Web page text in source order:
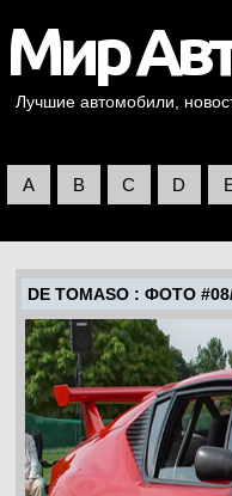
Лучшие автомобили,
A B C D
DE TOMASO : ФОТО #08/